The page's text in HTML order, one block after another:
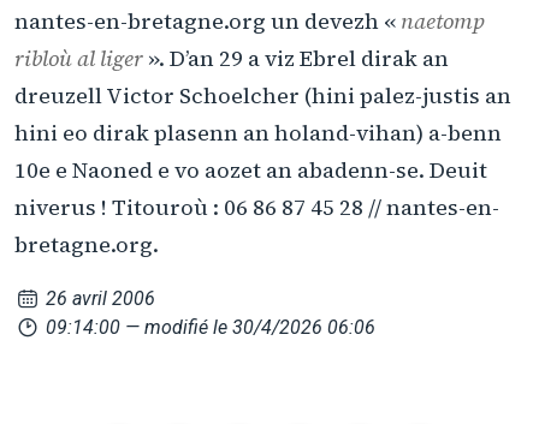
nantes-en-bretagne.org un devezh « naetomp
ribloù al liger ». D’an 29 a viz Ebrel dirak an
dreuzell Victor Schoelcher (hini palez-justis an
hini eo dirak plasenn an holand-vihan) a-benn
10e e Naoned e vo aozet an abadenn-se. Deuit
niverus ! Titouroù : 06 86 87 45 28 // nantes-en-
bretagne.org.
26 avril 2006
09:14:00 — modifié le 30/4/2026 06:06